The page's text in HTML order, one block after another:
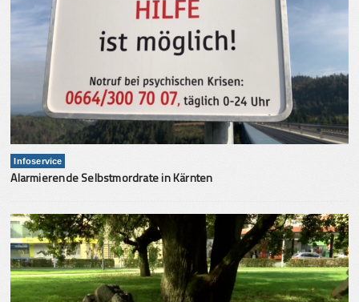
Infoservice
Alarmierende Selbstmordrate in Kärnten